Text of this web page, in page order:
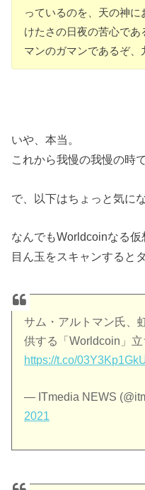
っているのを、天の神
けたさの日夜の苦心で
マンのガマンであるぞ、
いや、本当。
これから我慢の我慢の時
で、以下はちょっと気に
なんでもWorldcoinなる仮
目ん玉をスキャンすると
サム・アルトマン氏、
供する「Worldcoin」
https://t.co/
— ITmedia NEWS
2021